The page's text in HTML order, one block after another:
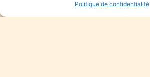
Politique de confidentialité